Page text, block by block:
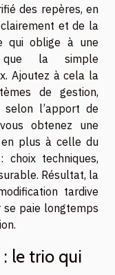
des repères, en
et de la
qui oblige à une
que la simple
Ajoutez à cela la
de gestion,
selon l’apport de
obtenez une
plus à celle du
techniques,
Résultat, la
tardive
paie longtemps
: le trio qui